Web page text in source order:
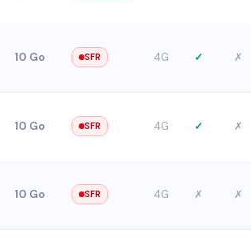
10 Go SFR 4G ✓ ✗
10 Go SFR 4G ✓ ✗
10 Go SFR 4G ✗ ✗